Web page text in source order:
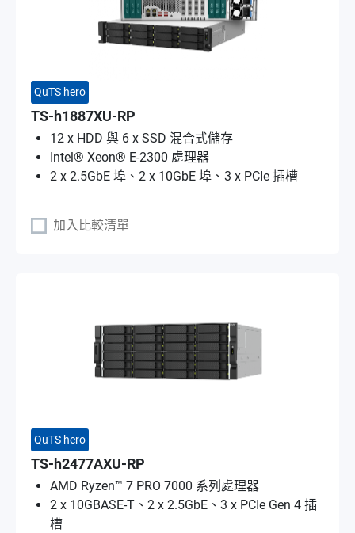
QuTS hero
TS-h1887XU-RP
12 x HDD 與 6 x SSD 混合式儲存
Intel® Xeon® E-2300 處理器
2 x 2.5GbE 埠、2 x 10GbE 埠、3 x PCIe 插槽
加入比較清單
QuTS hero
TS-h2477AXU-RP
AMD Ryzen™ 7 PRO 7000 系列處理器
2 x 10GBASE-T、2 x 2.5GbE、3 x PCIe Gen 4 插
槽